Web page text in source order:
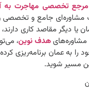
مرجع تخصصی مهاجرت به
جامع و تخصصی را
دیگر مقاصد کاری دارند،
مشاوره‌هایهدف نوین،
به عمان برنامه‌ریزی
مسیر شوید.